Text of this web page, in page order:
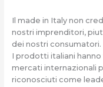
Il made in Italy non
nostri imprenditori,
dei nostri consumatori.
I prodotti italiani
mercati internazionali
riconosciuti come